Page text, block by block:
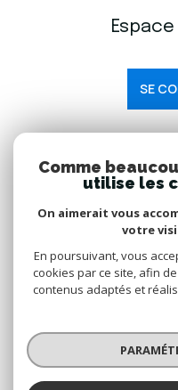
SE
Comme
utilise les
On aimerait vous
votre
En poursuivant, vous
cookies par ce site, afin
contenus adaptés et